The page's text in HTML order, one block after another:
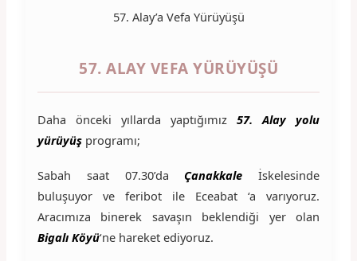
57. Alay’a Vefa Yürüyüşü
57. ALAY VEFA YÜRÜYÜŞÜ
Daha önceki yıllarda yaptığımız57. Alay yolu
yürüyüşprogramı;
Sabah saat 07.30’da Çanakkale
İskelesinde
buluşuyor ve feribot ile Eceabat ‘a varıyoruz.
Aracımıza binerek savaşın beklendiği yer olan
Bigalı Köyü‘ne hareket ediyoruz.